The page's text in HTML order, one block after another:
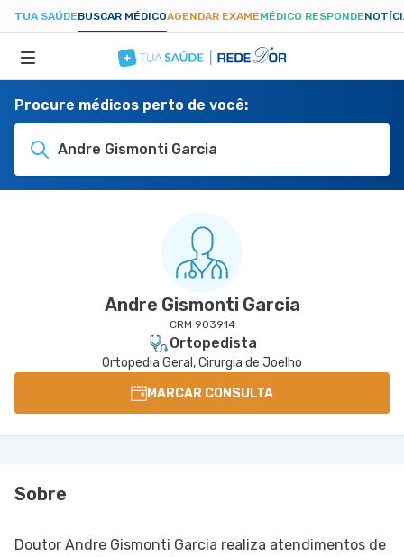
TUA SAÚDEBUSCAR MÉDICOAGENDAR EXAMEMÉDICO RESPONDE
ESPECIALIDADES
Procure médicos perto de você:
Andre Gismonti Garcia
Andre Gismonti Garcia
CRM 903914
Ortopedista
Ortopedia Geral, Cirurgia de Joelho
MARCAR CONSULTA
Sobre
Doutor Andre Gismonti Garcia realiza atendimentos de